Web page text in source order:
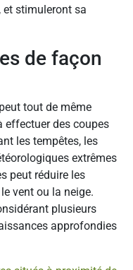
stimuleront sa
de façon
tout de même
effectuer des coupes
les tempêtes, les
extrêmes
peut réduire les
vent ou la neige.
plusieurs
approfondies